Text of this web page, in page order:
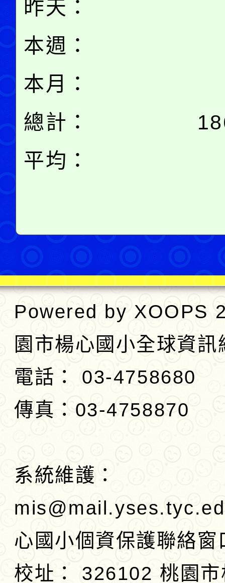
昨天：
本週：
本月：
總計：
平均：
Powered by XOOPS
園市楊心國小全球資訊
電話： 03-4758680
傳真：03-4758870
系統維護：
心國小個資保護聯絡窗
校址： 326102 桃園